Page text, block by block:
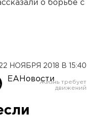
о борьбе с
НОЯБРЯ 2018 В 15:40
ЕАНовости